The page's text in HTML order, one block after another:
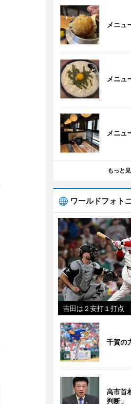
メニュ
メニュ
メニュ
もっと
ワールドフォト
吉田は２安打１打点
千賀の
高市首
判断」